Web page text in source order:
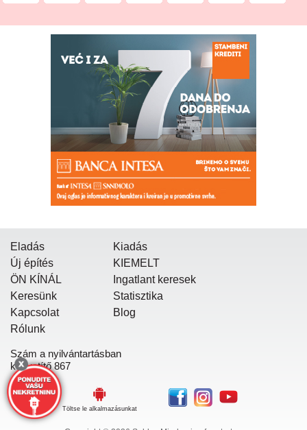
Eladás
Kiadás
Új építés
KIEMELT
ÖN KÍNÁL
Ingatlant keresek
Keresünk
Statisztika
Kapcsolat
Blog
Rólunk
Szám a nyilvántartásban
közvetítő 867
Töltse le alkalmazásunkat